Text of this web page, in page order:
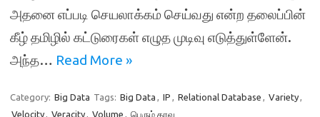
அதனை எப்படி செயலாக்கம் செய்வது என்ற தலைப்பின்
கீழ் தமிழில் கட்டுரைகள் எழுத முடிவு எடுத்துள்ளேன்.
அந்த… Read More »
Category: Big Data Tags: Big Data , IP , Relational Database , Variety,
Velocity, Veracity, Volume , பெரும் தரவு